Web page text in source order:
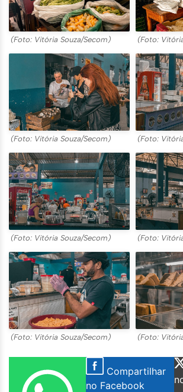
(Foto: Vitória Souza/Secom) (Foto:
(Foto: Vitória Souza/Secom) (Foto:
(Foto: Vitória Souza/Secom) (Foto:
(Foto: Vitória Souza/Secom) (Foto:
Compartilhar
no Facebook